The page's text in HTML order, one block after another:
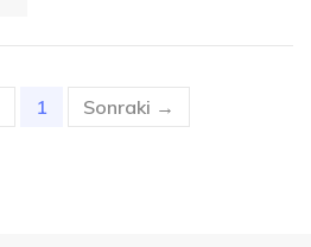
1 (current)
Sonraki →